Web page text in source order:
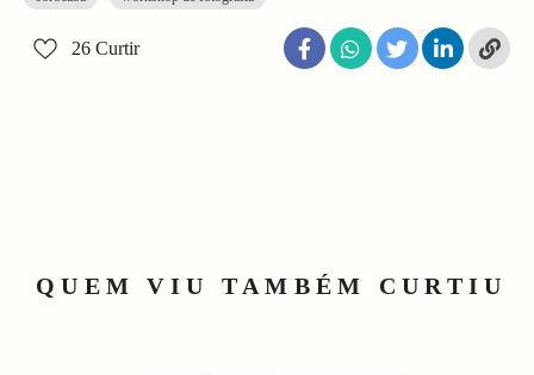
26 Curtir
QUEM VIU TAMBÉM CURTIU